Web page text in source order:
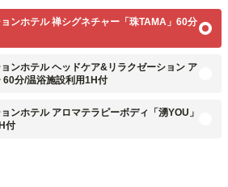
ンホテル 禅シグネチャー「珠TAMA」60分
ンホテル ヘッドケア&リラクゼーション ア
60分/温浴施設利用1H付
ンホテル アロマテラピーボディ「湧YOU」
付